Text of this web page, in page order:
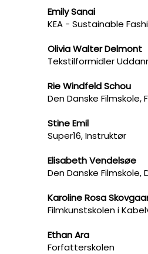
Emily Sanai
KEA​ - Sustainable
Olivia Walter Delmont
Tekstilformidler
Rie Windfeld Schou
Den Danske Filmskole,
Stine Emil
Super16, Instruktør
Elisabeth Vendelsøe
Den Danske
Karoline Rosa
Filmkunstskolen i
Ethan Ara
Forfatterskolen